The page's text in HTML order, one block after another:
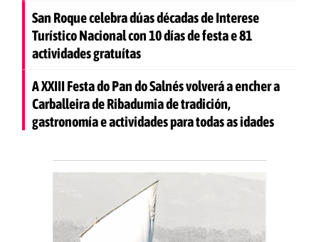
San Roque celebra dúas décadas de Interese
Turístico Nacional con 10 días de festa e 81
actividades gratuítas
A XXIII Festa do Pan do Salnés volverá a encher a
Carballeira de Ribadumia de tradición,
gastronomía e actividades para todas as idades